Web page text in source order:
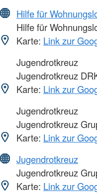
Hilfe für
Hilfe für
Karte: Link zur
Jugendrotkreuz
Jugendrotkreuz
Karte: Link zur
Jugendrotkreuz
Jugendrotkreuz
Karte: Link zur
Jugendrotkreuz
Jugendrotkreuz
Karte: Link zur